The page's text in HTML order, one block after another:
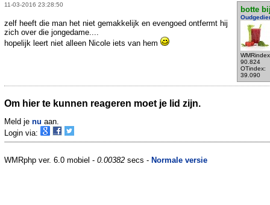
11-03-2016 23:28:50
botte
90.824
OTindex:
39.090
zelf heeft die man het niet gemakkelijk en evengoed ontfermt hij
zich over die jongedame....
hopelijk leert niet alleen Nicole iets van hem
Om hier te kunnen reageren moet je lid zijn.
Meld je nu aan.
Login via:
WMRphp ver. 6.0 mobiel - 0.00382 secs - Normale versie